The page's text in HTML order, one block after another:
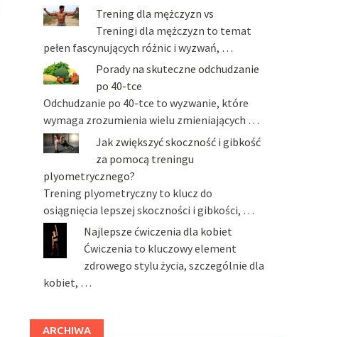
Trening dla mężczyzn vs
Treningi dla mężczyzn to temat
pełen fascynujących różnic i wyzwań, …
Porady na skuteczne odchudzanie
po 40-tce
Odchudzanie po 40-tce to wyzwanie, które
wymaga zrozumienia wielu zmieniających …
Jak zwiększyć skoczność i gibkość
za pomocą treningu
plyometrycznego?
Trening plyometryczny to klucz do
osiągnięcia lepszej skoczności i gibkości, …
Najlepsze ćwiczenia dla kobiet
Ćwiczenia to kluczowy element
zdrowego stylu życia, szczególnie dla
kobiet, …
ARCHIWA